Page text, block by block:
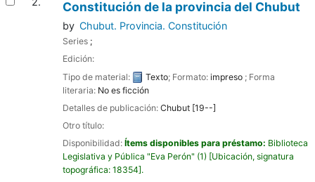
Constitución de la provincia del Chubut
by Chubut. Provincia. Constitución
Series ;
Edición:
Tipo de material:
Texto; Formato: impreso ; Forma
literaria: No es ficción
Detalles de publicación: Chubut [19--]
Otro título:
Disponibilidad: Ítems disponibles para préstamo: Biblioteca
Legislativa y Pública "Eva Perón" (1) Ubicación, signatura
topográfica: 18354 .